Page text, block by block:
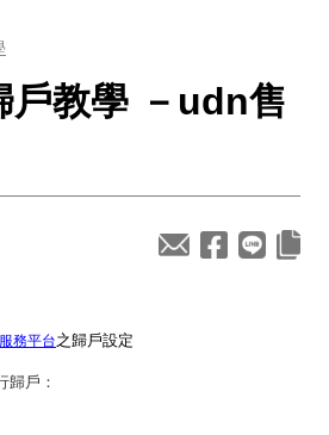
戶教學 －udn售
務平台之歸戶設定
歸戶：